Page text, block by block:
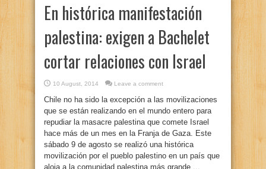
En histórica manifestación
palestina: exigen a Bachelet
cortar relaciones con Israel
10 August, 2014 Leave a comment
Chile no ha sido la excepción a las movilizaciones
que se están realizando en el mundo entero para
repudiar la masacre palestina que comete Israel
hace más de un mes en la Franja de Gaza. Este
sábado 9 de agosto se realizó una histórica
movilización por el pueblo palestino en un país que
aloja a la comunidad palestina más grande ...